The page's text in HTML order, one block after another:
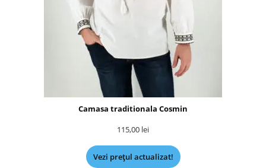
Camasa traditionala Cosmin
115,00 lei
Vezi prețul actualizat!